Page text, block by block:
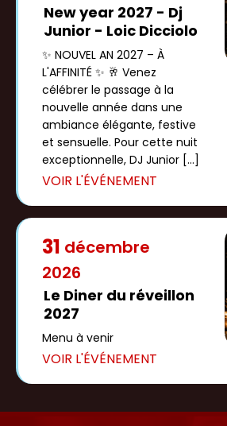
New year 2027 - Dj
Junior - Loic Dicciolo
✨ NOUVEL AN 2027 – À
L'AFFINITÉ ✨ 🥂 Venez
célébrer le passage à la
nouvelle année dans une
ambiance élégante, festive
et sensuelle. Pour cette nuit
exceptionnelle, DJ Junior […]
31 décembre
2026
Le Diner du réveillon
2027
Menu à venir